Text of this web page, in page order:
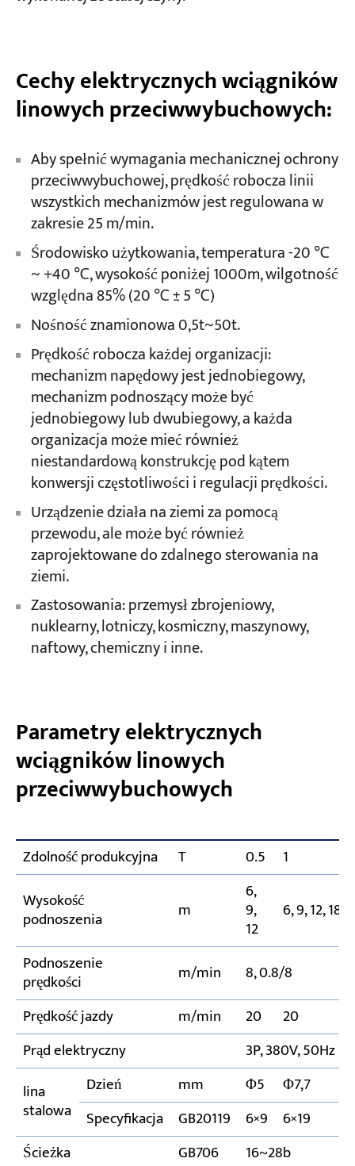
Cechy elektrycznych wciągników
linowych przeciwwybuchowych:
Aby spełnić wymagania mechanicznej ochrony
przeciwwybuchowej, prędkość robocza linii
wszystkich mechanizmów jest regulowana w
zakresie 25 m/min.
Środowisko użytkowania, temperatura -20 ℃
~ +40 ℃, wysokość poniżej 1000m, wilgotność
względna 85% (20 ℃ ± 5 ℃)
Nośność znamionowa 0,5t~50t.
Prędkość robocza każdej organizacji:
mechanizm napędowy jest jednobiegowy,
mechanizm podnoszący może być
jednobiegowy lub dwubiegowy, a każda
organizacja może mieć również
niestandardową konstrukcję pod kątem
konwersji częstotliwości i regulacji prędkości.
Urządzenie działa na ziemi za pomocą
przewodu, ale może być również
zaprojektowane do zdalnego sterowania na
ziemi.
Zastosowania: przemysł zbrojeniowy,
nuklearny, lotniczy, kosmiczny, maszynowy,
naftowy, chemiczny i inne.
Parametry elektrycznych
wciągników linowych
przeciwwybuchowych
Zdolność produkcyjna T 0.5 1
Wysokość
podnoszenia m
6,
9,
12
6, 9, 12, 18,
Podnoszenie
prędkości m/min
8, 0.8/8
Prędkość jazdy
m/min 20 20
Prąd elektryczny
3P, 380V, 50Hz
lina
stalowa
Dzień mm Φ5 Φ7,7
Specyfikacja
GB20119 6×9 6×19
Ścieżka
GB706 16~28b